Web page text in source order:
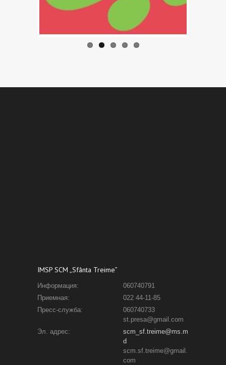
Информация:
Пресс-служба:
st.presa@gmail.com
Эл. адрес:
scm_sf.treime@ms.m
d
scm.sf.treime@gmail.
com